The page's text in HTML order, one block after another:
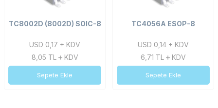
TC8002D (8002D) SOIC-8
USD 0,17 + KDV
8,05 TL KDV
Sepete Ekle
TC4056A ESOP-8
USD 0,14 + KDV
6,71 TL KDV
Sepete Ekle